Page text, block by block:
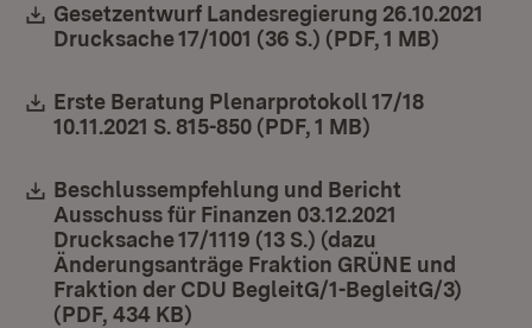
Download:
Gesetzentwurf Landesregierung 26.10.2021
Drucksache 17/1001 (36 S.) (PDF, 1 MB)
Download:
Erste Beratung Plenarprotokoll 17/18
10.11.2021 S. 815-850 (PDF, 1 MB)
Download:
Beschlussempfehlung und Bericht
Ausschuss für Finanzen 03.12.2021
Drucksache 17/1119 (13 S.) (dazu
Änderungsanträge Fraktion GRÜNE und
Fraktion der CDU BegleitG/1-BegleitG/3)
(PDF, 434 KB)